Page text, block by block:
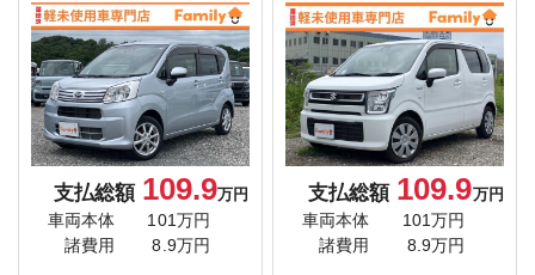
支払総額 109.9万円
車両本体
101万円
諸費用
8.9万円
支払総額 109.9万円
車両本体
101万円
諸費用
8.9万円